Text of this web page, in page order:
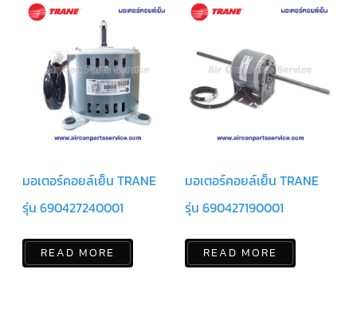
เตอร์
มอเตอร์
พัดลม
ไทม์
เม
อร์
แอร์
อุปกรณ์
ควบคุม
ดัน
เอ็กซ์
แปนชั่
นวาล์ว
มอเตอร์คอยล์เย็น TRANE
รุ่น 690427240001
READ MORE
มอเตอร์คอยล์เย็น TRANE
รุ่น 690427190001
READ MORE